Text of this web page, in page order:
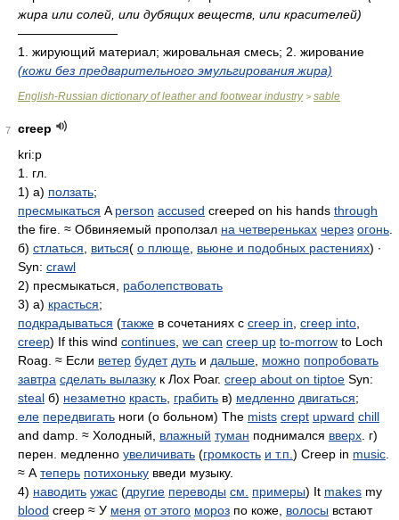
жира или солей, или дубящих веществ, или красителей)
————————
1. жирующий материал; жировальная смесь; 2. жирование
(кожи без предварительного эмульгирования жира)
English-Russian dictionary of leather and footwear industry> sable
7
creep
kri:p
1. гл.
1) а) ползать;
пресмыкаться A person accused creeped on his hands through
the fire. ≈ Обвиняемый проползал на четвереньках через огонь
б) стлаться виться( о плюще вьюне и подобных растениях) ∙
Syn: crawl
2) пресмыкаться, раболепствовать
3) а) красться;
подкрадываться (также в сочетаниях с creep in creep into
creep) If this wind continues we can creep up to-morrow to Loch
Roag. ≈ Если ветер будет дуть и дальше можно попробовать
завтра сделать вылазку к Лох Роаг. creep about on tiptoe Syn:
steal б) незаметно красть грабить в) медленно двигаться;
еле передвигать ноги (о больном) The mists crept upward chill
and damp. ≈ Холодный, влажный туман поднимался вверх . г)
перен. медленно увеличивать (громкость и т.п. ) Creep in music
≈ А теперь потихоньку введи музыку.
4) наводить ужас (другие переводы см. примеры) It makes my
blood creep ≈ У меня от этого мороз по коже, волосы встают